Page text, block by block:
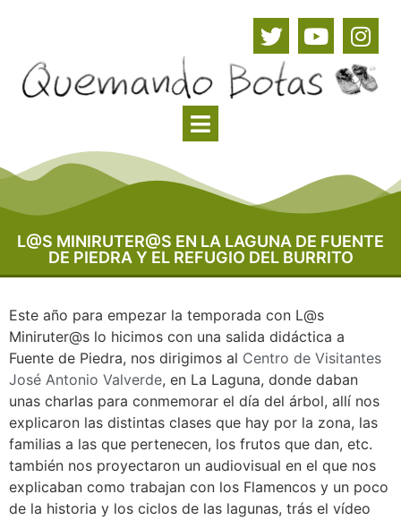
L@S MINIRUTER@S EN LA LAGUNA DE FUENTE
DE PIEDRA Y EL REFUGIO DEL BURRITO
Este año para empezar la temporada con L@s
Miniruter@s lo hicimos con una salida didáctica a
Fuente de Piedra, nos dirigimos al Centro de Visitantes
José Antonio Valverde, en La Laguna, donde daban
unas charlas para conmemorar el día del árbol, allí nos
explicaron las distintas clases que hay por la zona, las
familias a las que pertenecen, los frutos que dan, etc.
también nos proyectaron un audiovisual en el que nos
explicaban como trabajan con los Flamencos y un poco
de la historia y los ciclos de las lagunas, trás el vídeo